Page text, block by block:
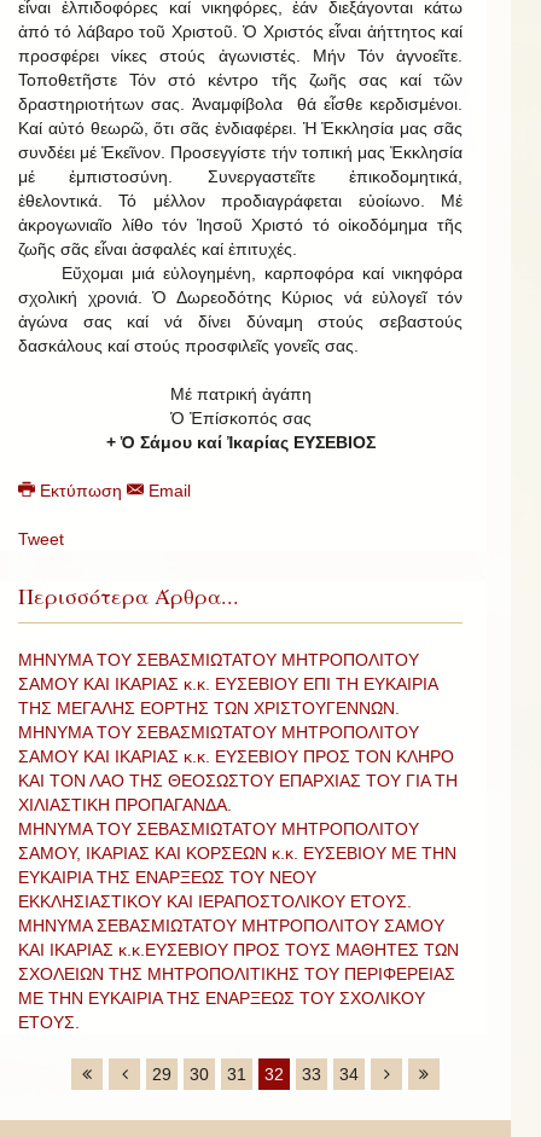
εἶναι ἐλπιδοφόρες καί νικηφόρες, ἐάν διεξάγονται κάτω
ἀπό τό λάβαρο τοῦ Χριστοῦ. Ὁ Χριστός εἶναι ἀήττητος καί
προσφέρει νίκες στούς ἀγωνιστές. Μήν Τόν ἀγνοεῖτε.
Τοποθετῆστε Τόν στό κέντρο τῆς ζωῆς σας καί τῶν
δραστηριοτήτων σας. Ἀναμφίβολα θά εἶσθε κερδισμένοι.
Καί αὐτό θεωρῶ, ὅτι σᾶς ἐνδιαφέρει. Ἡ Ἐκκλησία μας σᾶς
συνδέει μέ Ἐκεῖνον. Προσεγγίστε τήν τοπική μας Ἐκκλησία
μέ ἐμπιστοσύνη. Συνεργαστεῖτε ἐπικοδομητικά,
ἐθελοντικά. Τό μέλλον προδιαγράφεται εὐοίωνο. Μέ
ἀκρογωνιαῖο λίθο τόν Ἰησοῦ Χριστό τό οἰκοδόμημα τῆς
ζωῆς σᾶς εἶναι ἀσφαλές καί ἐπιτυχές.
Εὔχομαι μιά εὐλογημένη, καρποφόρα καί νικηφόρα
σχολική χρονιά. Ὁ Δωρεοδότης Κύριος νά εὐλογεῖ τόν
ἀγώνα σας καί νά δίνει δύναμη στούς σεβαστούς
δασκάλους καί στούς προσφιλεῖς γονεῖς σας.
Μέ πατρική ἀγάπη
Ὁ Ἐπίσκοπός σας
+ Ὁ Σάμου καί Ἰκαρίας ΕΥΣΕΒΙΟΣ
Εκτύπωση Email
Tweet
Περισσότερα Άρθρα...
ΜΗΝΥΜΑ ΤΟΥ ΣΕΒΑΣΜΙΩΤΑΤΟΥ ΜΗΤΡΟΠΟΛΙΤΟΥ
ΣΑΜΟΥ ΚΑΙ ΙΚΑΡΙΑΣ κ.κ. ΕΥΣΕΒΙΟΥ ΕΠΙ ΤΗ ΕΥΚΑΙΡΙΑ
ΤΗΣ ΜΕΓΑΛΗΣ ΕΟΡΤΗΣ ΤΩΝ ΧΡΙΣΤΟΥΓΕΝΝΩΝ.
ΜΗΝΥΜΑ ΤΟΥ ΣΕΒΑΣΜΙΩΤΑΤΟΥ ΜΗΤΡΟΠΟΛΙΤΟΥ
ΣΑΜΟΥ ΚΑΙ ΙΚΑΡΙΑΣ κ.κ. ΕΥΣΕΒΙΟΥ ΠΡΟΣ ΤΟΝ ΚΛΗΡΟ
ΚΑΙ ΤΟΝ ΛΑΟ ΤΗΣ ΘΕΟΣΩΣΤΟΥ ΕΠΑΡΧΙΑΣ ΤΟΥ ΓΙΑ ΤΗ
ΧΙΛΙΑΣΤΙΚΗ ΠΡΟΠΑΓΑΝΔΑ.
ΜΗΝΥΜΑ ΤΟΥ ΣΕΒΑΣΜΙΩΤΑΤΟΥ ΜΗΤΡΟΠΟΛΙΤΟΥ
ΣΑΜΟΥ, ΙΚΑΡΙΑΣ ΚΑΙ ΚΟΡΣΕΩΝ κ.κ. ΕΥΣΕΒΙΟΥ ΜΕ ΤΗΝ
ΕΥΚΑΙΡΙΑ ΤΗΣ ΕΝΑΡΞΕΩΣ ΤΟΥ ΝΕΟΥ
ΕΚΚΛΗΣΙΑΣΤΙΚΟΥ ΚΑΙ ΙΕΡΑΠΟΣΤΟΛΙΚΟΥ ΕΤΟΥΣ.
ΜΗΝΥΜΑ ΣΕΒΑΣΜΙΩΤΑΤΟΥ ΜΗΤΡΟΠΟΛΙΤΟΥ ΣΑΜΟΥ
ΚΑΙ ΙΚΑΡΙΑΣ κ.κ.ΕΥΣΕΒΙΟΥ ΠΡΟΣ ΤΟΥΣ ΜΑΘΗΤΕΣ ΤΩΝ
ΣΧΟΛΕΙΩΝ ΤΗΣ ΜΗΤΡΟΠΟΛΙΤΙΚΗΣ ΤΟΥ ΠΕΡΙΦΕΡΕΙΑΣ
ΜΕ ΤΗΝ ΕΥΚΑΙΡΙΑ ΤΗΣ ΕΝΑΡΞΕΩΣ ΤΟΥ ΣΧΟΛΙΚΟΥ
ΕΤΟΥΣ.
29 30 31 32 33 34